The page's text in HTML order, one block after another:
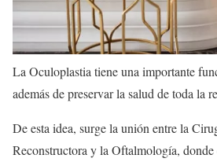
La Oculoplastia tiene una importante
además de preservar la salud de toda la
De esta idea, surge la unión entre la
Reconstructora y la Oftalmología, donde